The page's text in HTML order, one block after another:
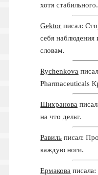
хотя стабильного.
Gektor писал:
себя наблюдения
словам.
Rychenkova
Pharmaceuticals
Шихранова
на что дельт.
Равиль писал:
каждую ноги.
Ермакова